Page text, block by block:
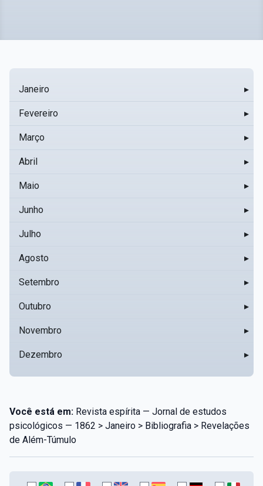
Janeiro ▸
Fevereiro ▸
Março ▸
Abril ▸
Maio ▸
Junho ▸
Julho ▸
Agosto ▸
Setembro ▸
Outubro ▸
Novembro ▸
Dezembro ▸
Você está em: Revista espírita — Jornal de estudos
psicológicos — 1862 > Janeiro > Bibliografia > Revelações
de Além-Túmulo